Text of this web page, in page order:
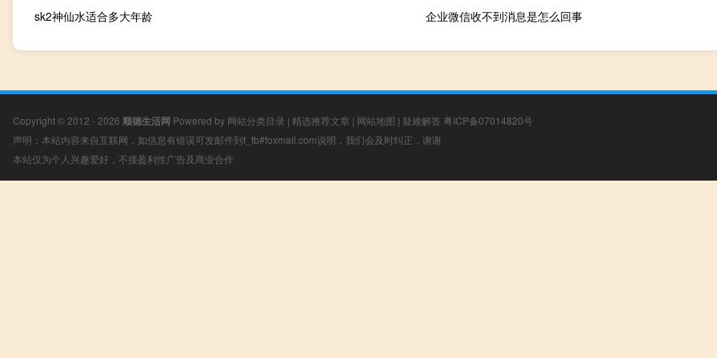
sk2神仙水适合多大年龄 企业微信收不到消息是怎么回事
Copyright © 2012 - 2026 顺德生活网 Powered by 网站分类目录 | 精选推荐文章 | 网站地图 | 疑难解答 粤ICP备07014820号
声明：本站内容来自互联网，如信息有错误可发邮件到f_fb#foxmail.com说明，我们会及时纠正，谢谢
本站仅为个人兴趣爱好，不接盈利性广告及商业合作